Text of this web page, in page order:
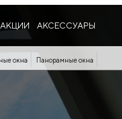
АКЦИИ АКСЕССУАРЫ
окна
Панорамные окна